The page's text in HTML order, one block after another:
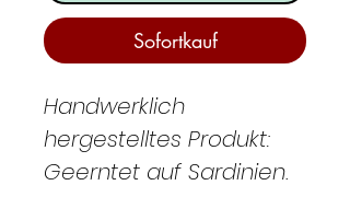
Sofortkauf
Handwerklich
hergestelltes Produkt:
Geerntet auf Sardinien.